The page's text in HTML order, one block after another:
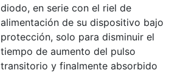
diodo, en serie con el riel de
alimentación de su dispositivo bajo
protección, solo para disminuir el
tiempo de aumento del pulso
transitorio y finalmente absorbido